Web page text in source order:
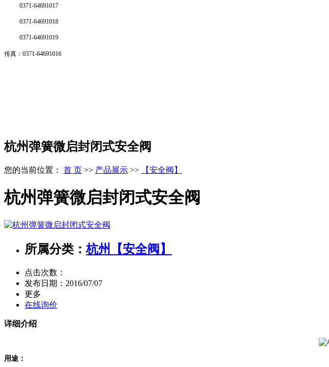
0371-64691017
0371-64691018
0371-64691019
传真：0371-64691016
杭州弹簧微启封闭式安全阀
您的当前位置： 首 页 >> 产品展示 >> 【安全阀】
杭州弹簧微启封闭式安全阀
所属分类：杭州【安全阀】
点击次数：
发布日期： 2016/07/07
更多
在线询价
详细介绍
用途：